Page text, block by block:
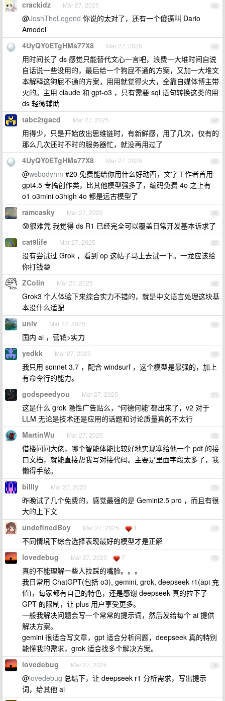
62
crackidz Mar 27, 2025
@JoshTheLegend 你说的太对了，还有一个傻逼叫 Dario
Amodei
63
4UyQY0ETgHMs77X8 Mar 27, 2025
用时间长了 ds 感觉只能替代文心一言吧，浪费一大堆时间自说
自话说一些没用的，最后给一个狗屁不通的方案，又加一大堆文
本解释这狗屁不通的方案，用用就觉得火大，全靠自媒体博主带
火的。主用 claude 和 gpt-o3 ，只有需要 sql 语句转换这类的用
ds 轻微辅助
64
tabc2tgacd Mar 27, 2025
用得少，只是开始放出思维链时，有新鲜感，用了几次，仅有的
那么几次还时不时的服务器忙，就没再用过了
65
4UyQY0ETgHMs77X8 Mar 27, 2025
@wsbqdyhm #20 免费能给你用什么好动西，文字工作者首用
gpt4.5 专搞创作类，比其他模型强多了，编码免费 4o 之上有
o1 o3mini o3high 4o 都是远古模型了
66
ramcasky Mar 27, 2025
😰很难凭 我觉得 ds R1 已经完全可以覆盖日常开发基本诉求了
67
cat9life Mar 27, 2025
没有尝试过 Grok ，看到 op 这帖子马上去试一下。一龙应该给
你打钱😁
68
ZColin Mar 27, 2025
Grok3 个人体验下来综合实力不错的，就是中文语言处理这块基
本没什么适配
69
univ Mar 27, 2025
国内 ai ，营销>实力
70
yedkk Mar 27, 2025
我只用 sonnet 3.7 ，配合 windsurf ，这个模型是最强的，加上
有命令行的能力。
71
godspeedyou Mar 27, 2025
这是什么 grok 隐性广告贴么，“何德何能”都出来了，v2 对于
LLM 无论是技术还是应用的话题和讨论质量真的不太行
72
MartinWu Mar 27, 2025
借楼问问大佬，哪个智能体能比较好地实现塞给他一个 pdf 的接
口文档，就能直接帮我写对接代码。主要是里面字段太多了，我
懒得手敲。
73
billly Mar 27, 2025
昨晚试了几个免费的，感觉最强的是 Gemini2.5 pro ，而且有很
大的上下文
74
undefinedBoy Mar 27, 2025 1
不同情境下综合选择表现最好的模型才是正解
75
lovedebug Mar 27, 2025 7
真的不能理解一些人拉踩的嘴脸。。。
我日常用 ChatGPT(包括 o3), gemini, grok, deepseek r1(api 充
值)，每家都有自己的特色，还是感谢 deepseek 真的拉下了
GPT 的限制，让 plus 用户享受更多。
一般我解决问题会写一个常常的提示词，然后发给每个 ai 提供
解决方案。
gemini 很适合写文章，gpt 适合分析问题，deepseek 真的特别
能懂我的需求，grok 适合找多个解决方案。
76
lovedebug Mar 27, 2025
@lovedebug 总结下，让 deepseek r1 分析需求，写出提示
词，给其他 ai